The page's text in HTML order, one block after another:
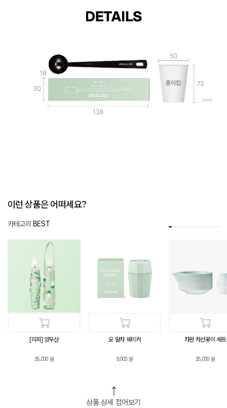
이런 상품은 어떠세요?
카테고리 BEST
[미피] 양우산
35,000 원
오 말차 쉐이커
9,000 원
차완 차선꽂이 세트
25,000 원
상품 상세 접어보기